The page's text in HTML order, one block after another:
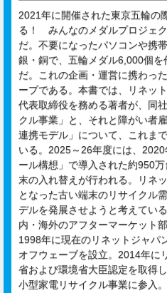
2021年に開催された東京五輪の
る！ みんなのメダルプロジェ
だ。不要になったパソコンや携
銀・銅で、五輪メダル6,000個を
だ。これの企画・運営に携わっ
ープである。本書では、リネッ
代表取締役を務める著者が、同
クル事業」と、それと障がい者
連携モデル」について、これま
いる。2025～26年度には、
ール構想」で導入された約950
末の入れ替えが行われる。リネ
となった古い端末のリサイクル
デルを発展させようと考えてい
内・海外のアフターマーケット
1998年に現在のリネットジャパ
オフウェーブを設立。2014年に
省および環境省大臣認定を取得
小型家電リサイクル事業に参入